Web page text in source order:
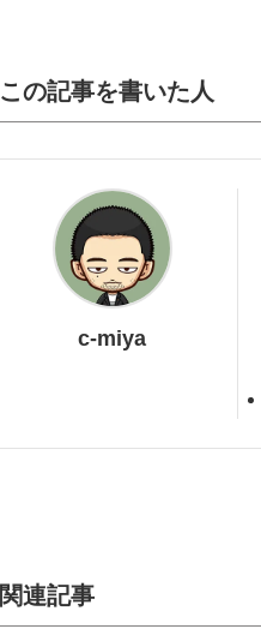
この記事を書いた人
c-miya
関連記事